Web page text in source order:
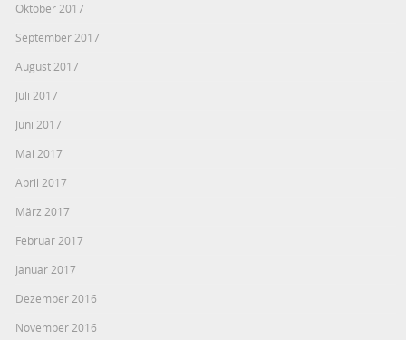
Oktober 2017
September 2017
August 2017
Juli 2017
Juni 2017
Mai 2017
April 2017
März 2017
Februar 2017
Januar 2017
Dezember 2016
November 2016